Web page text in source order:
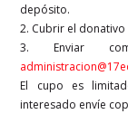
depósito.
2. Cubrir el
3. Enviar
El cupo es
interesado envíe